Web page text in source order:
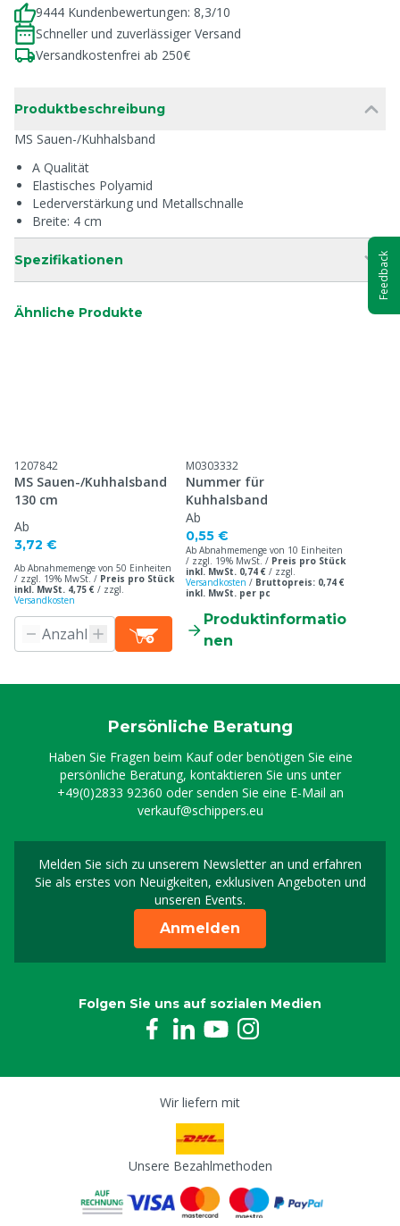
9444 Kundenbewertungen: 8,3/10
Schneller und zuverlässiger Versand
Versandkostenfrei ab 250€
Produktbeschreibung
MS Sauen-/Kuhhalsband
A Qualität
Elastisches Polyamid
Lederverstärkung und Metallschnalle
Breite: 4 cm
Spezifikationen
Ähnliche Produkte
1207842
MS Sauen-/Kuhhalsband
130 cm
Ab
3,72 €
Ab Abnahmemenge von 50 Einheiten
/ zzgl. 19% MwSt. / Preis pro Stück
inkl. MwSt. 4,75 € / zzgl.
Versandkosten
M0303332
Nummer für
Kuhhalsband
Ab
0,55 €
Ab Abnahmemenge von 10 Einheiten
/ zzgl. 19% MwSt. / Preis pro Stück
inkl. MwSt. 0,74 € / zzgl.
Versandkosten / Bruttopreis: 0,74 €
inkl. MwSt. per pc
Produktinformatio
nen
Persönliche Beratung
Haben Sie Fragen beim Kauf oder benötigen Sie eine
persönliche Beratung, kontaktieren Sie uns unter
+49(0)2833 92360 oder senden Sie eine E-Mail an
verkauf@schippers.eu
Melden Sie sich zu unserem Newsletter an und erfahren
Sie als erstes von Neuigkeiten, exklusiven Angeboten und
unseren Events.
Melden Sie sich für
Anmelden
Folgen Sie uns auf sozialen Medien
Wir liefern mit
Unsere Bezahlmethoden
Feedback